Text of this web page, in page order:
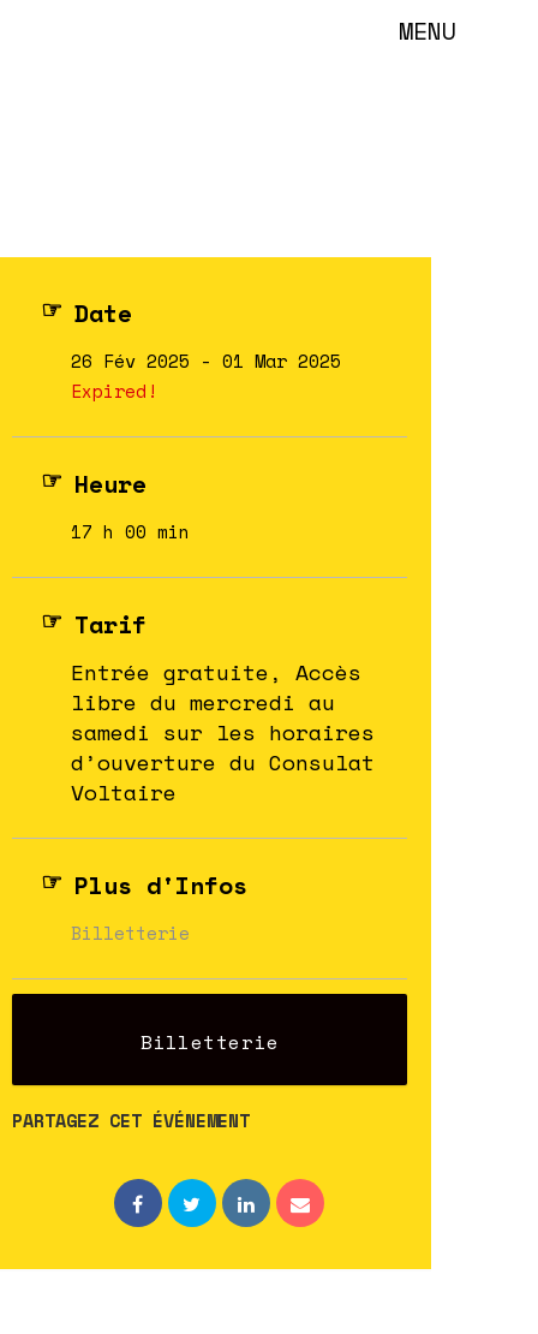
MENU
Date
26 Fév 2025 - 01 Mar 2025
Expired!
Heure
17 h 00 min
Tarif
Entrée gratuite, Accès
libre du mercredi au
samedi sur les horaires
d’ouverture du Consulat
Voltaire
Plus d'Infos
Billetterie
Billetterie
PARTAGEZ CET ÉVÉNEMENT